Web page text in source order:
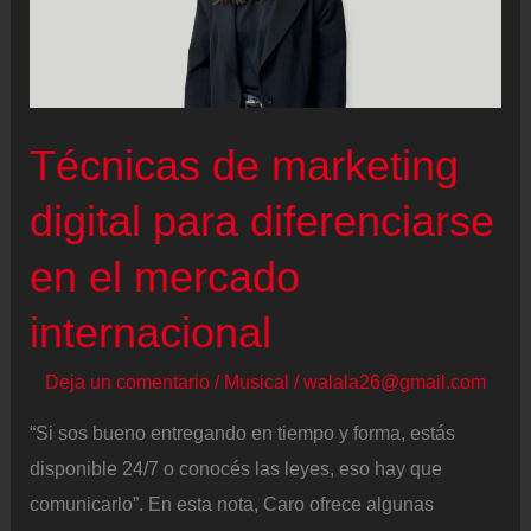
Técnicas de marketing
digital para diferenciarse
en el mercado
internacional
Deja un comentario / Musical /walala26@gmail.com
“Si sos bueno entregando en tiempo y forma, estás
disponible 24/7 o conocés las leyes, eso hay que
comunicarlo”. En esta nota, Caro ofrece algunas